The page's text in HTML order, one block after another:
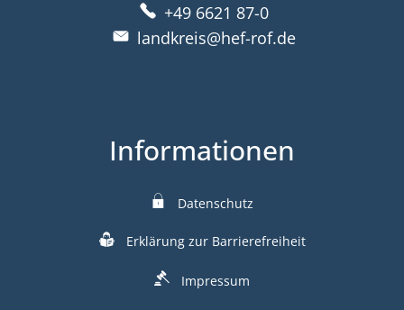
+49 6621 87-0
landkreis@hef-rof.de
Informationen
Datenschutz
Erklärung zur Barrierefreiheit
Impressum